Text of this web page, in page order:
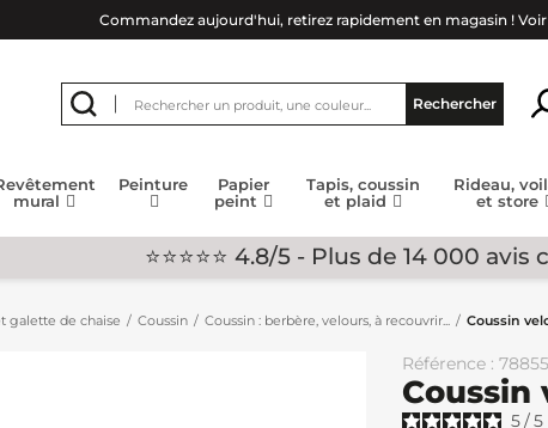
Commandez aujourd'hui, retirez rapidement en magasin !
Rechercher
mural
Peinture
Papier
peint
Tapis, coussin
et plaid
Rideau,
et store
⭐⭐⭐⭐⭐ 4.8/5 - Plus de 14 000 avis
galette de chaise Coussin Coussin : berbère, velours, à recouvrir... Coussin
Référence : 78855
Coussin
5/5